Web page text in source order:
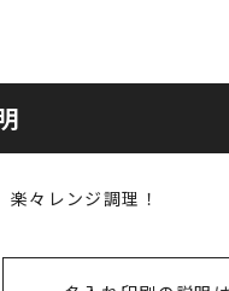
楽々レンジ調理！